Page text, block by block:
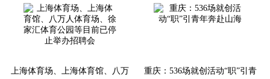
上海体育场、上海体育馆、八万 重庆：536场就创活动“职”引青